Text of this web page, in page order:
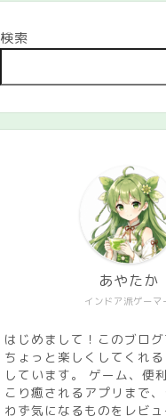
検索
インドア派ゲーマ
あやたか
はじめまして！このブロ
ちょっと楽しくしてくれ
しています。 ゲーム、便
こり癒されるアプリまで
わず気になるものをレビ